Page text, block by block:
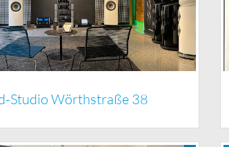
Studio Wörthstraße 38